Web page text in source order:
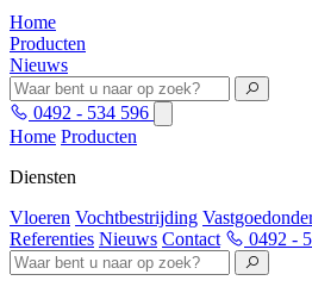
Home
Producten
Nieuws
0492 - 534 596
Home Producten
Diensten
Vloeren Vochtbestrijding
Referenties Nieuws Contact 0492 -